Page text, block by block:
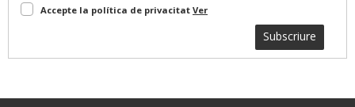
Accepte la política de privacitat Ver
Subscriure